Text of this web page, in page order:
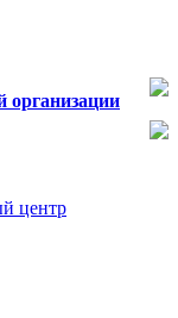
организации
центр